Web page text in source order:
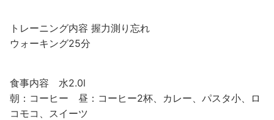
トレーニング内容 握力測り忘れ
ウォーキング25分
食事内容 水2.0l
朝：コーヒー 昼：コーヒー2杯、カレー、パスタ小、ロ
コモコ、スイーツ